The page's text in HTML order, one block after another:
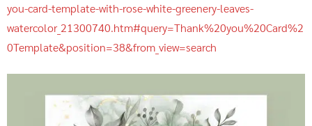
you-card-template-with-rose-white-greenery-leaves-
watercolor_21300740.htm#query=Thank%20you%20Card%2
0Template&position=38&from_view=search